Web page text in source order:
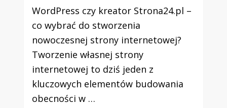
WordPress czy kreator Strona24.pl –
co wybrać do stworzenia
nowoczesnej strony internetowej?
Tworzenie własnej strony
internetowej to dziś jeden z
kluczowych elementów budowania
obecności w …